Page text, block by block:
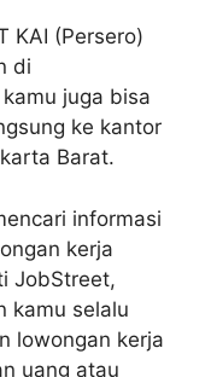
KAI (Persero)
di
juga bisa
ke kantor
Barat.
informasi
kerja
JobStreet,
kamu selalu
lowongan kerja
uang atau